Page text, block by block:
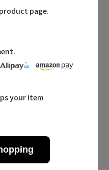
2026.07.28
主役級ニットが揃う「シ
ーエフシーエル」のPOP